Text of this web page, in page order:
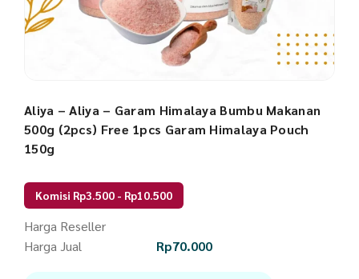
Aliya – Aliya – Garam Himalaya Bumbu Makanan
500g (2pcs) Free 1pcs Garam Himalaya Pouch
150g
Komisi Rp3.500 - Rp10.500
Harga Reseller
Harga Jual
Rp70.000